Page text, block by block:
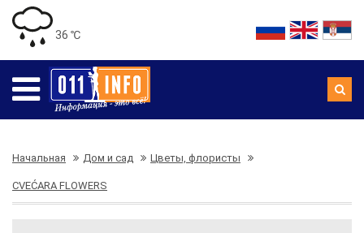
36 ℃
Начальная Дом и сад Цветы, флористы
CVEĆARA FLOWERS